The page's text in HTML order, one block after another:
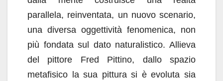
parallela, reinventata, un nuovo scenario,
una diversa oggettività fenomenica, non
più fondata sul dato naturalistico. Allieva
del pittore Fred Pittino, dallo spazio
metafisico la sua pittura si è evoluta sia